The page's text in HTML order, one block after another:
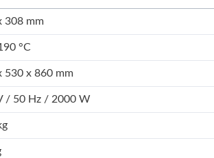
308 mm
°C
530 x 860 mm
/ 50 Hz / 2000 W